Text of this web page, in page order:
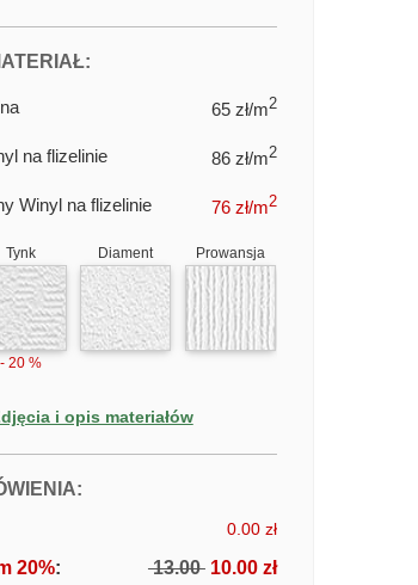
DLA FOTOTAPETY WYBRZEŻE
65 zł/m2
na flizelinie 86 zł/m2
Winyl na flizelinie 76zł/m2
Tynk
- 20 %
Diament Prowansja
i opis materiałów
FOTOTAPETY WYBRZEŻE
0.00 zł
20%: 13.0010.00 zł